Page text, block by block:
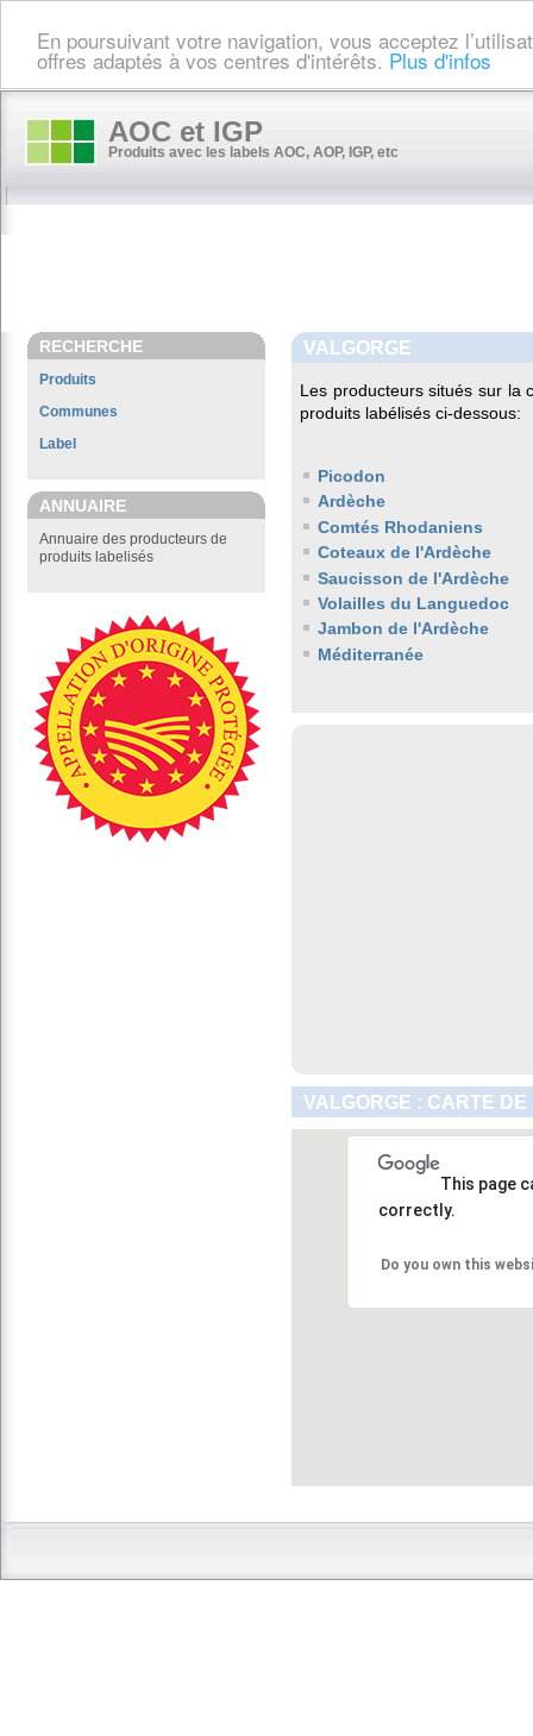
En poursuivant votre navigation, vous acceptez
offres adaptés à vos centres d'intérêts. Plus d'infos
AOC et IGP
Produits avec les labels AOC, AOP, IGP, etc
RECHERCHE
Produits
Communes
Label
ANNUAIRE
Annuaire des producteurs de
produits labelisés
VALGORGE
Les producteurs situés sur la
produits labélisés ci-dessous:
Picodon
Ardèche
Comtés Rhodaniens
Coteaux de l'Ardèche
Saucisson de l'Ardèche
Volailles du Languedoc
Jambon de l'Ardèche
Méditerranée
VALGORGE : CARTE
This page
correctly.
Do you own this